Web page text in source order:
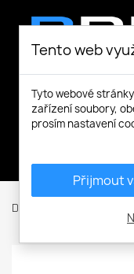
Domů
Tento web
Tyto webové
zařízení soubory,
prosím nastavení
Přijmout